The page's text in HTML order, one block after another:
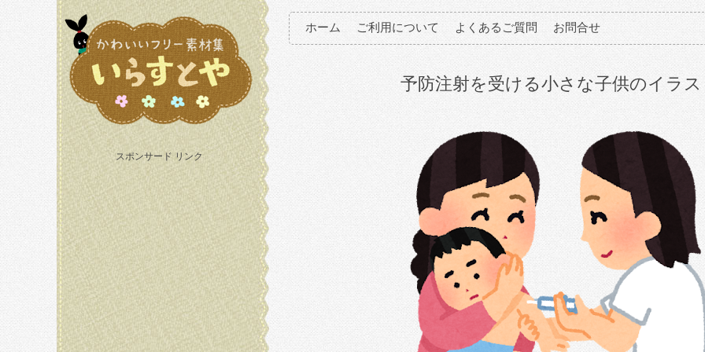
スポンサード リンク
ホーム ご利用について よくあるご質問 お問合せ
予防注射を受ける小さな子供のイラ